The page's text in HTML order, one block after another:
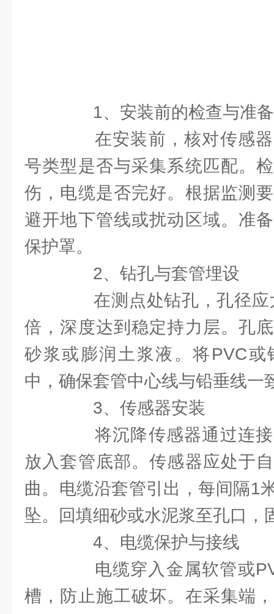
1、安装前的检查与准备
在安装前，核对传感器
号类型是否与采集系统匹配。
伤，电缆是否完好。根据监测
避开地下管线或扰动区域。准
保护罩。
2、钻孔与套管埋设
在测点处钻孔，孔径应
倍，深度达到稳定持力层。孔
砂浆或膨润土浆液。将PVC
中，确保套管中心线与铅垂线一
3、传感器安装
将沉降传感器通过连接
放入套管底部。传感器应处于
曲。电缆沿套管引出，每间隔1
坠。回填细砂或水泥浆至孔口，
4、电缆保护与接线
电缆穿入金属软管或
槽，防止施工破坏。在采集端